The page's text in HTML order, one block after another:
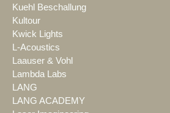
Kuehl Beschallung
Kultour
Kwick Lights
L-Acoustics
Laauser & Vohl
Lambda Labs
LANG
LANG ACADEMY